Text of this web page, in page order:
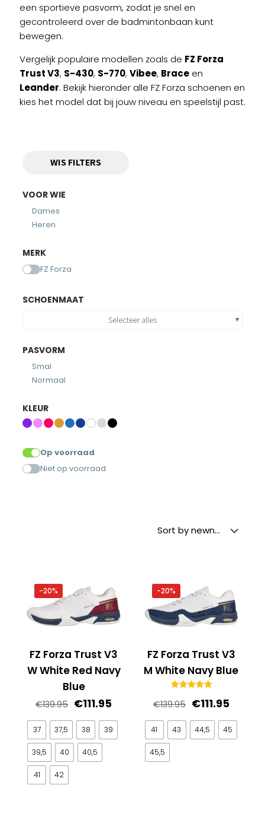
een sportieve pasvorm, zodat je snel en
gecontroleerd over de badmintonbaan kunt
bewegen.
Vergelijk populaire modellen zoals de FZ Forza
Trust V3, S-430, S-770, Vibee, Brace en
Leander. Bekijk hieronder alle FZ Forza schoenen en
kies het model dat bij jouw niveau en speelstijl past.
WIS FILTERS
VOOR WIE
Dames
Heren
MERK
FZ Forza
SCHOENMAAT
Selecteer alles
PASVORM
Smal
Normaal
KLEUR
Op voorraad
Niet op voorraad
-20%
FZ Forza Trust V3
W White Red Navy
Blue
€139.95 Oorspronkelijke
prijs
was:
€139.95.
€111.95Huidige
prijs
is:
€111.95.
37 37,5 38 39
39,5 40 40,5
41 42
-20%
FZ Forza Trust V3
M White Navy Blue
5.00
uit 5
€139.95
prijs
was:
€111.95
prijs
is:
41 43 44,5 45
45,5